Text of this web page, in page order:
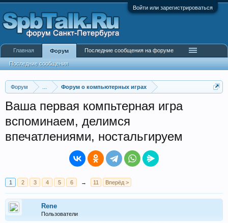
Войти или зарегистрироваться
Форум Форум о компьютерных играх
Ваша первая компьтерная игра
вспоминаем, делимся
впечатлениями, ностальгируем
1 2 3 4 5 6 → 11 Вперёд >
Rene
Пользователи
Главная Форум
Последние сообщения
Последние сообщения на форуме